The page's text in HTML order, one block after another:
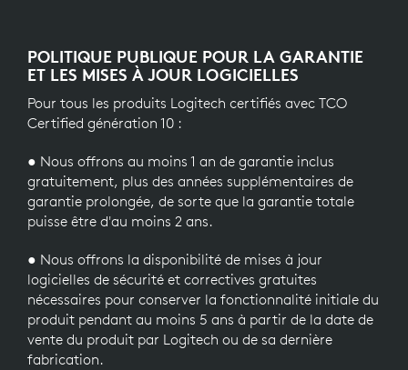
POLITIQUE PUBLIQUE POUR LA GARANTIE
ET LES MISES À JOUR LOGICIELLES
Pour tous les produits Logitech certifiés avec TCO
Certified génération 10 :
● Nous offrons au moins 1 an de garantie inclus
gratuitement, plus des années supplémentaires de
garantie prolongée, de sorte que la garantie totale
puisse être d'au moins 2 ans.
● Nous offrons la disponibilité de mises à jour
logicielles de sécurité et correctives gratuites
nécessaires pour conserver la fonctionnalité initiale du
produit pendant au moins 5 ans à partir de la date de
vente du produit par Logitech ou de sa dernière
fabrication.